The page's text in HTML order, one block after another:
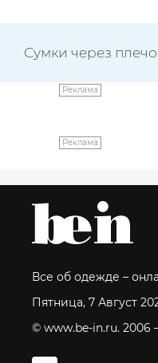
Сумки через
Реклама
Реклама
Все об одежде –
Пятница, 7 Август
© www.be-in.ru. 2006